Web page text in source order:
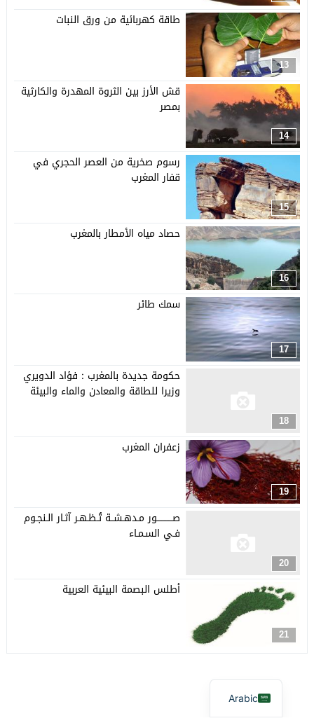
13
طاقة كهربائية من ورق النبات
14
قش الأرز بين الثروة المهدرة والكارثية
بمصر
15
رسوم صخرية من العصر الحجري في
قفار المغرب
16
حصاد مياه الأمطار بالمغرب
17
سمك طائر
18
حكومة جديدة بالمغرب : فؤاد الدويري
وزيرا للطاقة والمعادن والماء والبيئة
19
زعفران المغرب
20
صـــــــــــور مـدهـشــة تُـظـهـر آثـار الـنجـوم
فـي السـمـاء
21
أطلس البصمة البيئية العربية
Arabic